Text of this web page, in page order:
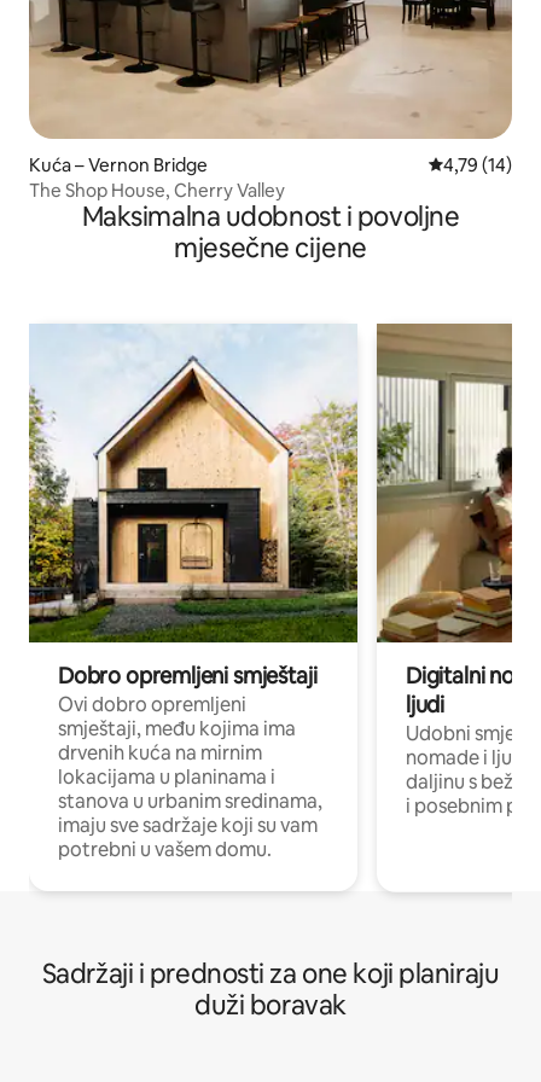
Kuća – Vernon Bridge Prosječna
4,79 (14)
The Shop House, Cherry Valley
Maksimalna udobnost i povoljne
mjesečne cijene
Dobro opremljeni smještaji
Ovi dobro opremljeni
smještaji, među kojima ima
drvenih kuća na mirnim
lokacijama u planinama i
stanova u urbanim sredinama,
imaju sve sadržaje koji su vam
potrebni u vašem domu.
Digitalni
ljudi
Udobni
nomade i ljude
daljinu s
i posebnim
Sadržaji i prednosti za one koji planiraju
duži boravak